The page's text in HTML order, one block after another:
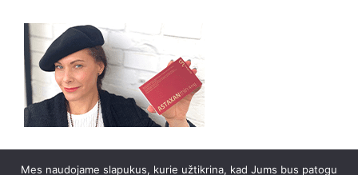
Mes naudojame slapukus, kurie užtikrina, kad Jums bus patogu